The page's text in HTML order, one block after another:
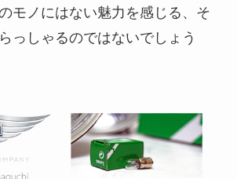
モノにはない魅力を感じる、そ
っしゃるのではないでしょう